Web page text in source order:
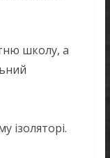
школу, а
ізоляторі.